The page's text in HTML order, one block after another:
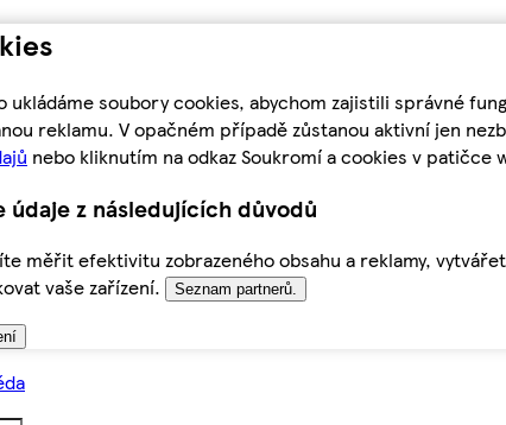
ukládáme soubory cookies, abychom zajistili správné
reklamu. V opačném případě zůstanou aktivní jen
nebo kliknutím na odkaz Soukromí a cookies v patičce
údaje z následujících důvodů
měřit efektivitu zobrazeného obsahu a reklamy,
vaše zařízení.
Seznam partnerů.